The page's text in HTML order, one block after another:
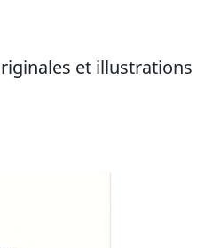
et illustrations